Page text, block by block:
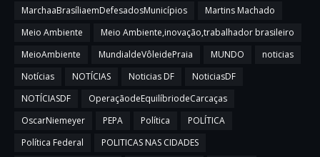
MarchaaBrasíliaemDefesadosMunicípios
Martins Machado
Meio Ambiente
Meio Ambiente,inovação,trabalhador brasileiro
MeioAmbiente
MundialdeVôleidePraia MUNDO
noticias
Notícias
NOTÍCIAS Noticias DF
NoticiasDF
NOTÍCIASDF
OperaçãodeEquilíbriodeCarcaças
OscarNiemeyer
PEPA Política
POLÍTICA
Política Federal
POLITICAS NAS CIDADES